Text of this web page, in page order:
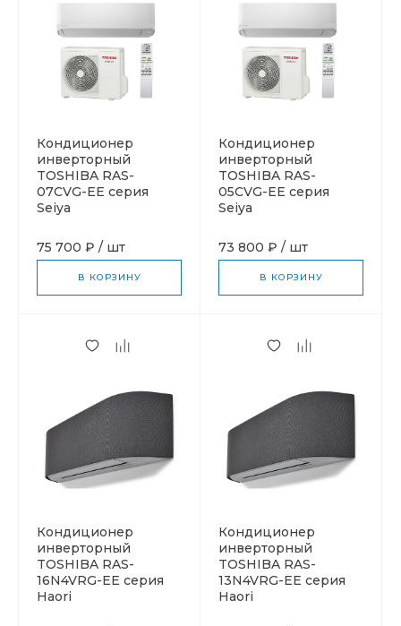
Кондиционер
инверторный
TOSHIBA RAS-
07CVG-EE серия
Seiya
75 700 ₽ / шт
В КОРЗИНУ
Кондиционер
инверторный
TOSHIBA RAS-
05CVG-EE серия
Seiya
73 800 ₽ / шт
В КОРЗИНУ
Кондиционер
инверторный
TOSHIBA RAS-
16N4VRG-EE серия
Haori
Кондиционер
инверторный
TOSHIBA RAS-
13N4VRG-EE серия
Haori